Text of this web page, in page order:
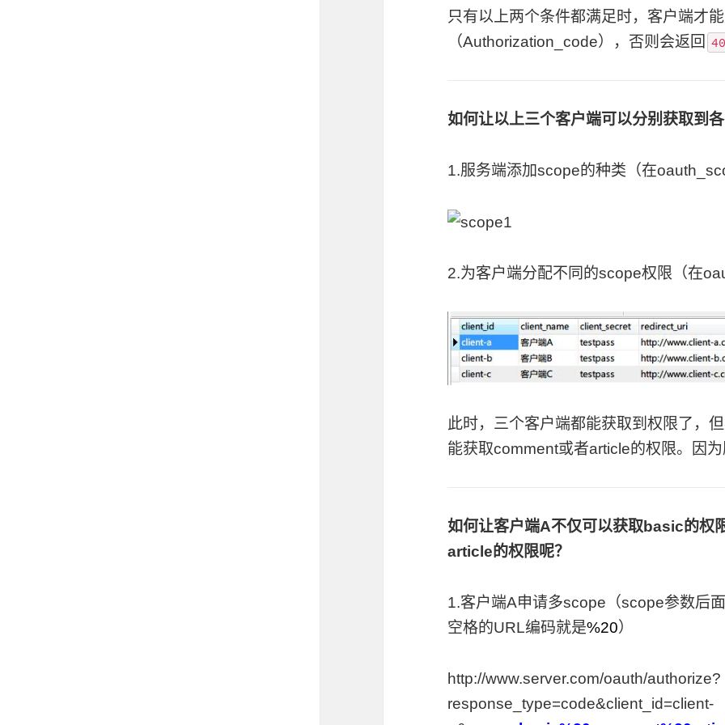
只有以上两个条件都满足时，客户端才
（Authorization_code），否则会返回
如何让以上三个客户端可以分别获取到
1.服务端添加scope的种类（在
2.为客户端分配不同的scope权限（在
此时，三个客户端都能获取到权限了，
能获取comment或者article的权限。因
如何让客户端A不仅可以获取basic的权
article的权限呢？
1.客户端A申请多scope（scope参数后
空格的URL编码就是%20）
http://www.server.com/oauth/authorize?
response_type=code&client_id=client-